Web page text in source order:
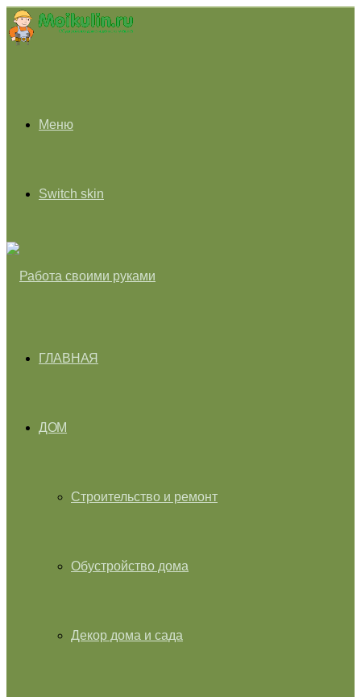
Меню
Switch skin
ГЛАВНАЯ
ДОМ
Строительство и ремонт
Обустройство дома
Декор дома и сада